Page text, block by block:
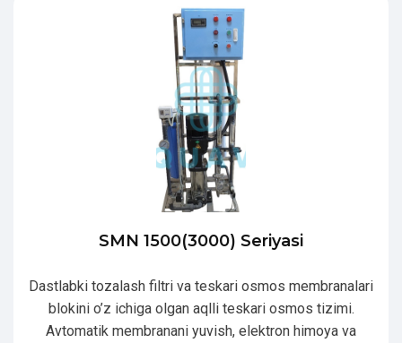
SMN 1500(3000) Seriyasi
Dastlabki tozalash filtri va teskari osmos membranalari
blokini o’z ichiga olgan aqlli teskari osmos tizimi.
Avtomatik membranani yuvish, elektron himoya va